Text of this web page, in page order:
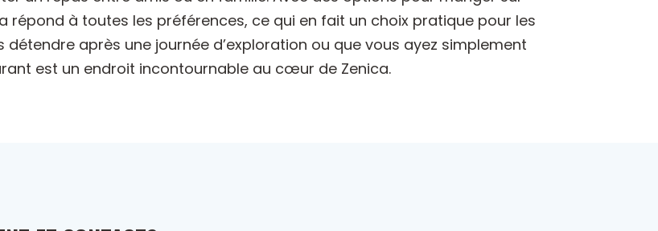
répond à toutes les préférences, ce qui en fait un choix pratique pour les
après une journée d’exploration ou que vous ayez simplement
est un endroit incontournable au cœur de Zenica.